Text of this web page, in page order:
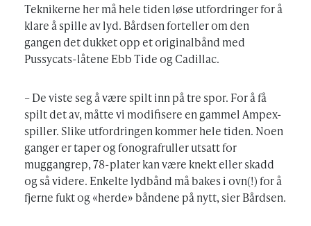
Teknikerne her må hele tiden løse utfordringer for å
klare å spille av lyd. Bårdsen forteller om den
gangen det dukket opp et originalbånd med
Pussycats-låtene Ebb Tide og Cadillac.
– De viste seg å være spilt inn på tre spor. For å få
spilt det av, måtte vi modifisere en gammel Ampex-
spiller. Slike utfordringen kommer hele tiden. Noen
ganger er taper og fonografruller utsatt for
muggangrep, 78-plater kan være knekt eller skadd
og så videre. Enkelte lydbånd må bakes i ovn(!) for å
fjerne fukt og «herde» båndene på nytt, sier Bårdsen.